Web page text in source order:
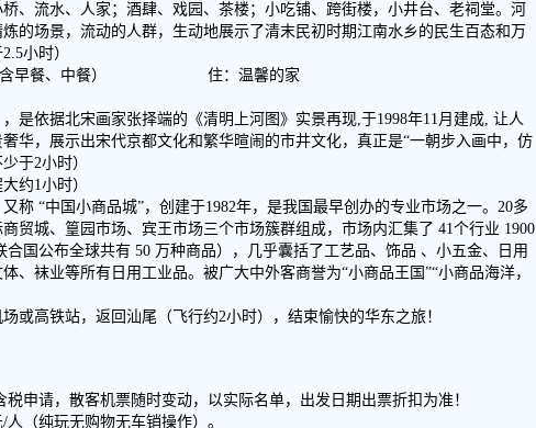
、流水、人家；酒肆、戏园、茶楼；小吃铺、跨街楼，小井台、老祠堂。河
的场景，流动的人群，生动地展示了清末民初时期江南水乡的民生百态和万
小时）
（含早餐、中餐） 住：温馨的家
是依据北宋画家张择端的《清明上河图》实景再现,于1998年11月建成, 让人
华，展示出宋代京都文化和繁华暄闹的市井文化，真正是“一朝步入画中，仿
于2小时）
约1小时）
称 “中国小商品城”，创建于1982年，是我国最早创办的专业市场之一。20多
贸城、篁园市场、宾王市场三个市场簇群组成，市场内汇集了 41个行业 1900
合国公布全球共有 50 万种商品），几乎囊括了工艺品、饰品 、小五金、日用
、袜业等所有日用工业品。被广大中外客商誉为“小商品王国”“小商品海洋，
或高铁站，返回汕尾（飞行约2小时），结束愉快的华东之旅！
税申请，散客机票随时变动，以实际名单，出发日期出票折扣为准！
（纯玩无购物无车销操作）。